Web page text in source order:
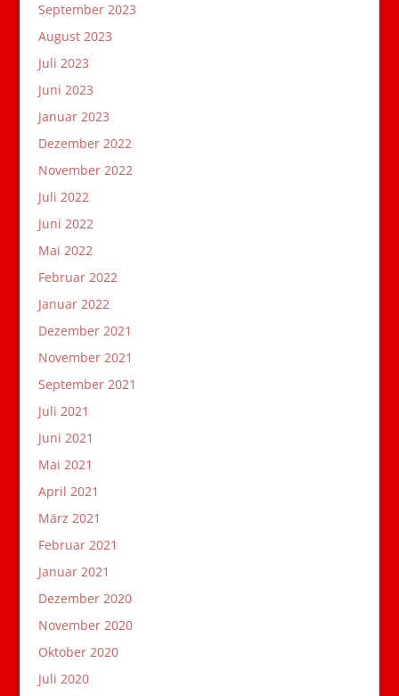
September 2023
August 2023
Juli 2023
Juni 2023
Januar 2023
Dezember 2022
November 2022
Juli 2022
Juni 2022
Mai 2022
Februar 2022
Januar 2022
Dezember 2021
November 2021
September 2021
Juli 2021
Juni 2021
Mai 2021
April 2021
März 2021
Februar 2021
Januar 2021
Dezember 2020
November 2020
Oktober 2020
Juli 2020